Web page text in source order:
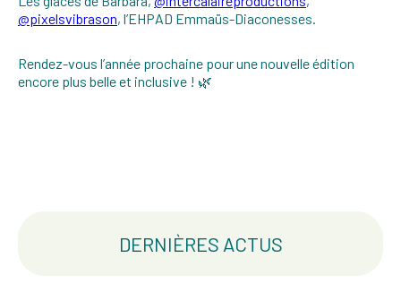
DERNIÈRES ACTUS
@pixelsvibrason, l’EHPAD Emmaüs-Diaconesses.
Rendez-vous l’année prochaine pour une nouvelle édition
encore plus belle et inclusive ! 🌿